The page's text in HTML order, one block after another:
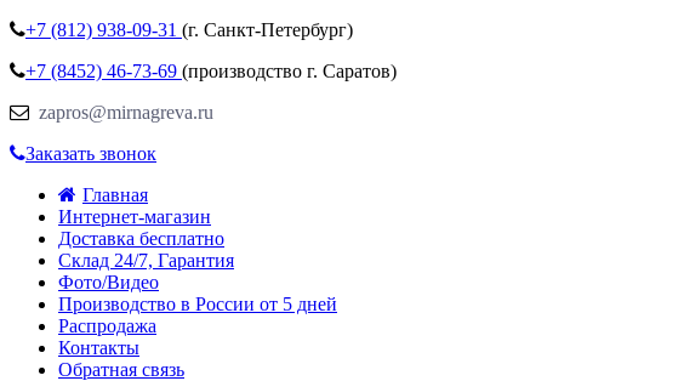
+7 (812) 938-09-31 (г. Санкт-Петербург)
+7 (8452) 46-73-69 (производство г. Саратов)
zapros@mirnagreva.ru
Заказать звонок
Главная
Интернет-магазин
Доставка бесплатно
Склад 24/7, Гарантия
Фото/Видео
Производство в России от 5 дней
Распродажа
Контакты
Обратная связь